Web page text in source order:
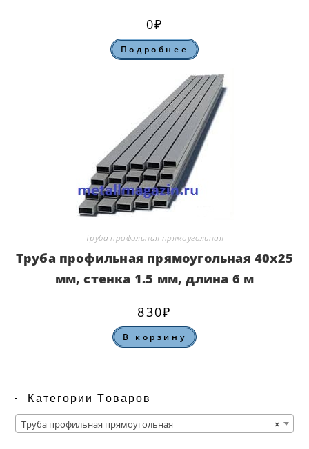
0₽
Подробнее
Труба профильная прямоугольная
Труба профильная прямоугольная 40х25
мм, стенка 1.5 мм, длина 6 м
830₽
В корзину
Категории Товаров
×
Труба профильная прямоугольная